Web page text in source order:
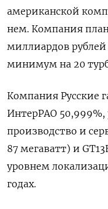
американской
нем. Компания
миллиардов рублей
минимум на 20
Компания Русские
ИнтерРАО 50,999%,
производство и
87 мегаватт) и
уровнем
годах.